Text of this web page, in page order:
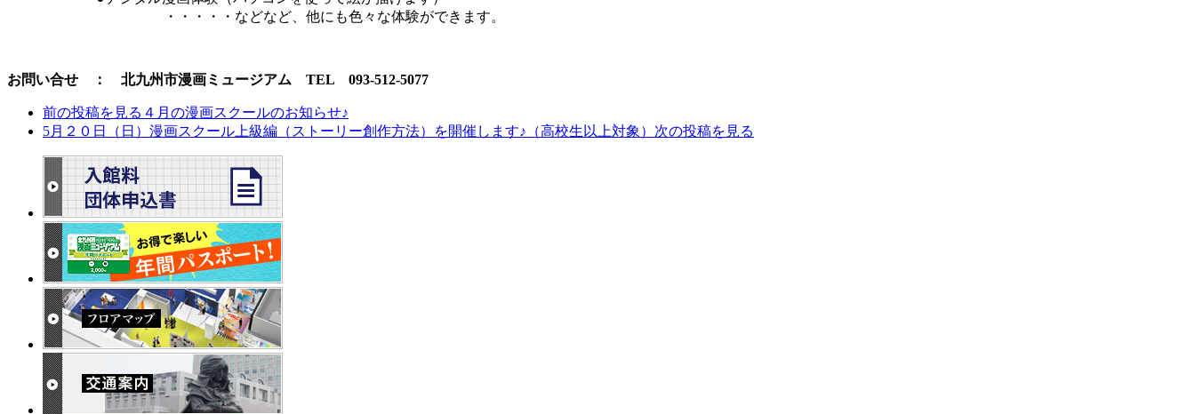
・・・・・などなど、他にも色々な体験ができます。
お問い合せ ： 北九州市漫画ミュージアム TEL 093-512-5077
前の投稿を見る ４月の漫画スクールのお知らせ♪
5月２０日（日）漫画スクール上級編（ストーリー創作方法）を開催します♪（高校生以上対象） 次の投稿を見る